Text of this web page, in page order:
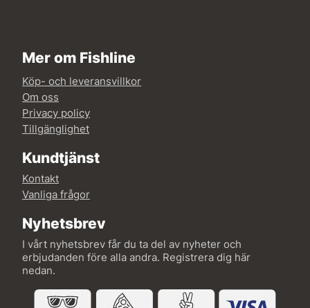
Mer om Fishline
Köp- och leveransvillkor
Om oss
Privacy policy
Tillgänglighet
Kundtjänst
Kontakt
Vanliga frågor
Nyhetsbrev
I vårt nyhetsbrev får du ta del av nyheter och
erbjudanden före alla andra. Registrera dig här
nedan.